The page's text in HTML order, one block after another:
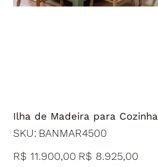
Ilha de Madeira para Cozinha
SKU: SKU
BANMAR4500
BANMAR4500
Preço
original
R$ 11.900,00 Preço
promocional
R$ 8.925,00